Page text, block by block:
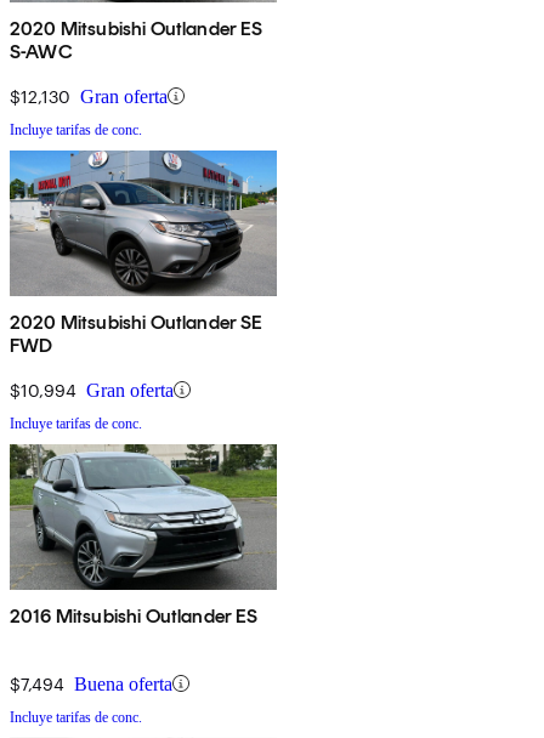
2020 Mitsubishi Outlander ES
S-AWC
$12,130 Gran oferta
Incluye tarifas de conc.
2020 Mitsubishi Outlander SE
FWD
$10,994 Gran oferta
Incluye tarifas de conc.
2016 Mitsubishi Outlander ES
$7,494 Buena oferta
Incluye tarifas de conc.